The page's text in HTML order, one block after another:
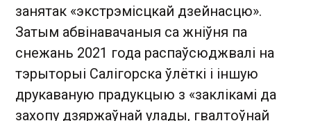
занятак «экстрэмісцкай дзейнасцю».
Затым абвінавачаныя са жніўня па
снежань 2021 года распаўсюджвалі на
тэрыторыі Салігорска ўлёткі і іншую
друкаваную прадукцыю з «заклікамі да
захопу дзяржаўнай улады, гвалтоўнай